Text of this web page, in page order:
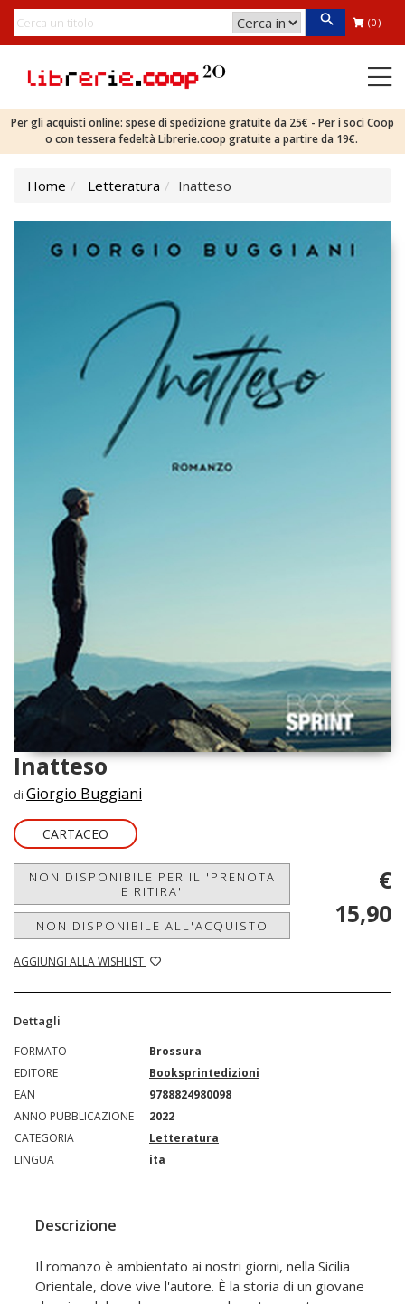
(0)
Per gli acquisti online: spese di spedizione gratuite da 25€ - Per i soci Coop
o con tessera fedeltà Librerie.coop gratuite a partire da 19€.
Home Letteratura Inatteso
Inatteso
di Giorgio Buggiani
CARTACEO
NON DISPONIBILE PER IL 'PRENOTA
E RITIRA'
NON DISPONIBILE ALL'ACQUISTO
AGGIUNGI ALLA WISHLIST
€
15,90
Dettagli
FORMATO
Brossura
EDITORE
Booksprintedizioni
EAN
9788824980098
ANNO PUBBLICAZIONE
2022
CATEGORIA
Letteratura
LINGUA
ita
Descrizione
Il romanzo è ambientato ai nostri giorni, nella Sicilia
Orientale, dove vive l'autore. È la storia di un giovane